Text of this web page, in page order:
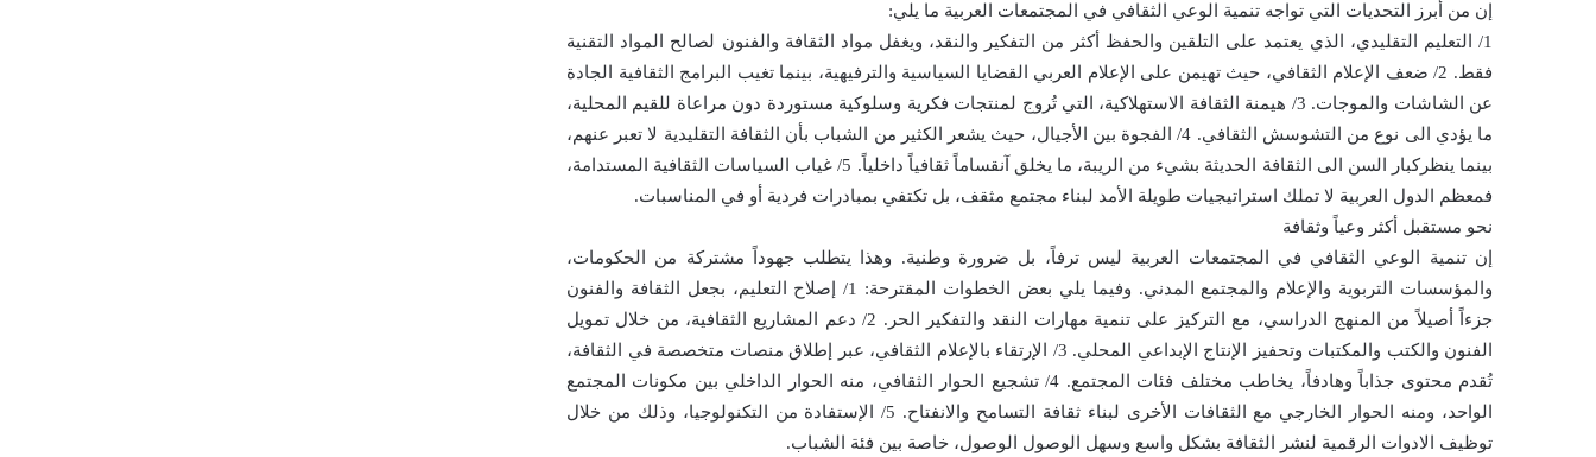
إن من أبرز التحديات التي تواجه تنمية الوعي الثقافي في المجتمعات العربية ما يلي:
1/ التعليم التقليدي، الذي يعتمد على التلقين والحفظ أكثر من التفكير والنقد، ويغفل مواد الثقافة والفنون لصالح المواد التقنية
فقط. 2/ ضعف الإعلام الثقافي، حيث تهيمن على الإعلام العربي القضايا السياسية والترفيهية، بينما تغيب البرامج الثقافية الجادة
عن الشاشات والموجات. 3/ هيمنة الثقافة الاستهلاكية، التي تُروج لمنتجات فكرية وسلوكية مستوردة دون مراعاة للقيم المحلية،
ما يؤدي الى نوع من التشوسش الثقافي. 4/ الفجوة بين الأجيال، حيث يشعر الكثير من الشباب بأن الثقافة التقليدية لا تعبر عنهم،
بينما ينظركبار السن الى الثقافة الحديثة بشيء من الريبة، ما يخلق آنقساماً ثقافياً داخلياً. 5/ غياب السياسات الثقافية المستدامة،
فمعظم الدول العربية لا تملك استراتيجيات طويلة الأمد لبناء مجتمع مثقف، بل تكتفي بمبادرات فردية أو في المناسبات.
نحو مستقبل أكثر وعياً وثقافة
إن تنمية الوعي الثقافي في المجتمعات العربية ليس ترفاً، بل ضرورة وطنية. وهذا يتطلب جهوداً مشتركة من الحكومات،
والمؤسسات التربوية والإعلام والمجتمع المدني. وفيما يلي بعض الخطوات المقترحة: 1/ إصلاح التعليم، بجعل الثقافة والفنون
جزءاً أصيلاً من المنهج الدراسي، مع التركيز على تنمية مهارات النقد والتفكير الحر. 2/ دعم المشاريع الثقافية، من خلال تمويل
الفنون والكتب والمكتبات وتحفيز الإنتاج الإبداعي المحلي. 3/ الإرتقاء بالإعلام الثقافي، عبر إطلاق منصات متخصصة في الثقافة،
تُقدم محتوى جذاباً وهادفاً، يخاطب مختلف فئات المجتمع. 4/ تشجيع الحوار الثقافي، منه الحوار الداخلي بين مكونات المجتمع
الواحد، ومنه الحوار الخارجي مع الثقافات الأخرى لبناء ثقافة التسامح والانفتاح. 5/ الإستفادة من التكنولوجيا، وذلك من خلال
توظيف الادوات الرقمية لنشر الثقافة بشكل واسع وسهل الوصول الوصول، خاصة بين فئة الشباب.